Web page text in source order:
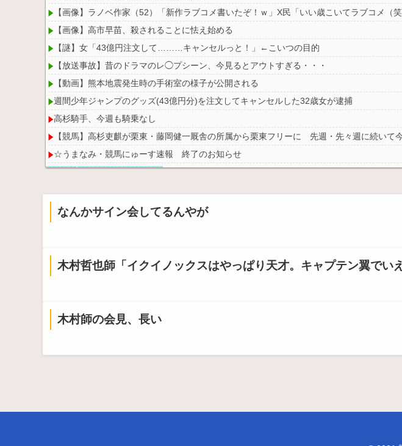
【画像】ラノベ作家（52）「新作ラブコメ書いたぞ！ｗ」X民「いい歳こいてラブコメ（
【画像】高市早苗、殺されることに怯え始める
【謎】女「43億円注文して………キャンセルっと！」←こいつの目的
【放送事故】昔のドラマのレ◯プシーン、今見るとアウトすぎる・・・
【動画】熊本地震発生時の手術室の様子が公開される
週間少年ジャンプのグッズ(43億円分)を注文してキャンセルした32歳女が逮捕
高杉騎手、今週も騎乗なし
【競馬】高杉吏麒が栗東・藤岡健一厩舎の所属から栗東フリーに 先週・先々週に続いて
☆うまなみ・競馬にゅーす速報 終了のお知らせ
Powered by livedoor 相互RSS
なんかサイン会してるんやが
木村哲也師「イクイノックスはやっぱり天才。キャプテン翼でい
木村師の会見、長い